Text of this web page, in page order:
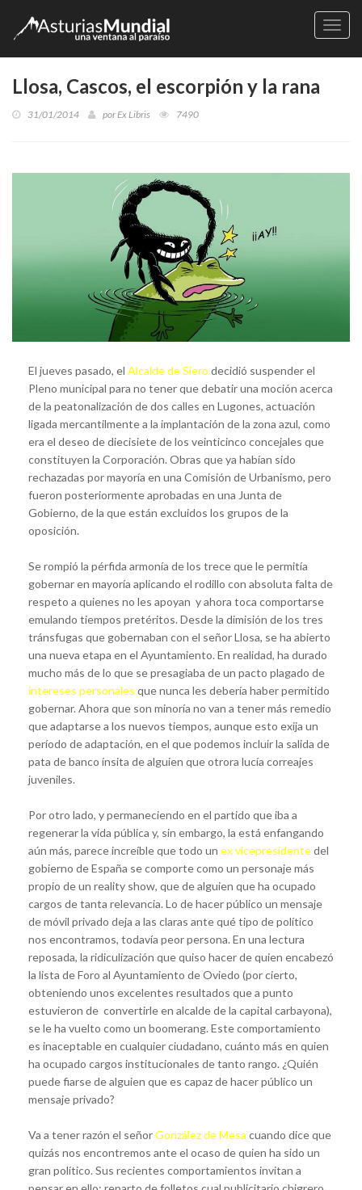
Llosa, Cascos, el escorpión y la rana
31/01/2014 porEx Libris 7490
El jueves pasado, el Alcalde de Siero decidió suspender el
Pleno municipal para no tener que debatir una moción acerca
de la peatonalización de dos calles en Lugones, actuación
ligada mercantilmente a la implantación de la zona azul, como
era el deseo de diecisiete de los veinticinco concejales que
constituyen la Corporación. Obras que ya habían sido
rechazadas por mayoría en una Comisión de Urbanismo, pero
fueron posteriormente aprobadas en una Junta de
Gobierno, de la que están excluidos los grupos de la
oposición.
Se rompió la pérfida armonía de los trece que le permitía
gobernar en mayoría aplicando el rodillo con absoluta falta de
respeto a quienes no les apoyan y ahora toca comportarse
emulando tiempos pretéritos. Desde la dimisión de los tres
tránsfugas que gobernaban con el señor Llosa, se ha abierto
una nueva etapa en el Ayuntamiento. En realidad, ha durado
mucho más de lo que se presagiaba de un pacto plagado de
intereses personales que nunca les debería haber permitido
gobernar. Ahora que son minoría no van a tener más remedio
que adaptarse a los nuevos tiempos, aunque esto exija un
período de adaptación, en el que podemos incluir la salida de
pata de banco ínsita de alguien que otrora lucía correajes
juveniles.
Por otro lado, y permaneciendo en el partido que iba a
regenerar la vida pública y, sin embargo, la está enfangando
aún más, parece increíble que todo un ex vicepresidentedel
gobierno de España se comporte como un personaje más
propio de un reality show, que de alguien que ha ocupado
cargos de tanta relevancia. Lo de hacer público un mensaje
de móvil privado deja a las claras ante qué tipo de político
nos encontramos, todavía peor persona. En una lectura
reposada, la ridiculización que quiso hacer de quien encabezó
la lista de Foro al Ayuntamiento de Oviedo (por cierto,
obteniendo unos excelentes resultados que a punto
estuvieron de convertirle en alcalde de la capital carbayona),
se le ha vuelto como un boomerang. Este comportamiento
es inaceptable en cualquier ciudadano, cuánto más en quien
ha ocupado cargos institucionales de tanto rango. ¿Quién
puede fiarse de alguien que es capaz de hacer público un
mensaje privado?
Va a tener razón el señorGonzález de Mesa cuando dice que
quizás nos encontremos ante el ocaso de quien ha sido un
gran político. Sus recientes comportamientos invitan a